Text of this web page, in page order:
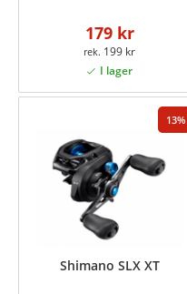
179 kr
199 kr
13
Shimano SLX XT